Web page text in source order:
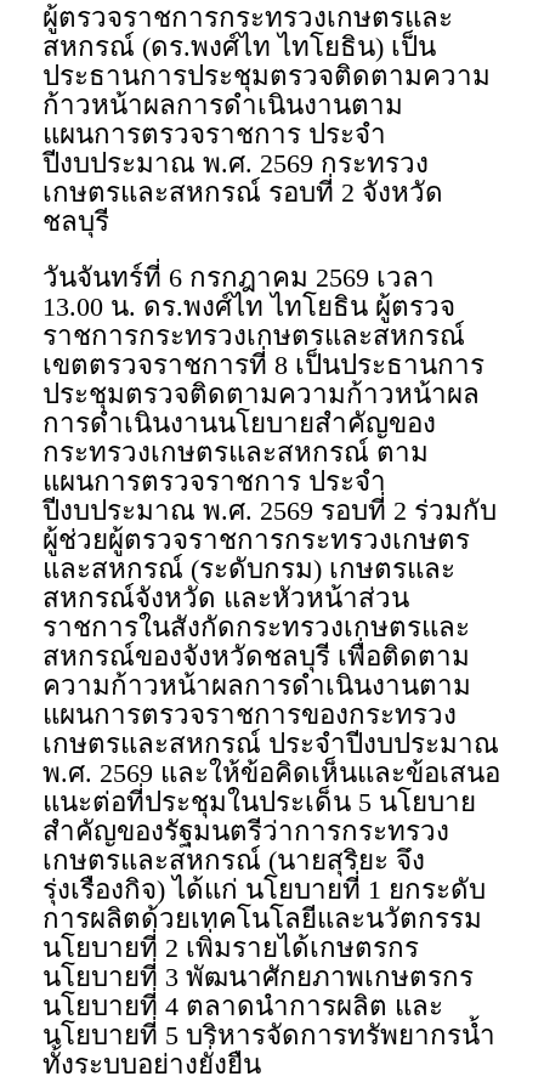
ผู้ตรวจราชการกระทรวงเกษตรและ
สหกรณ์ (ดร.พงศ์ไท ไทโยธิน) เป็น
ประธานการประชุมตรวจติดตามความ
ก้าวหน้าผลการดำเนินงานตาม
แผนการตรวจราชการ ประจำ
ปีงบประมาณ พ.ศ. 2569 กระทรวง
เกษตรและสหกรณ์​ รอบที่ 2 จังหวัด
ชลบุรี
วันจันทร์ที่ 6 กรกฎาคม 2569 เวลา
13.00 น. ดร.พงศ์ไท ไทโยธิน ผู้ตรวจ
ราชการกระทรวงเกษตรและสหกรณ์
เขตตรวจราชการที่ 8 เป็นประธานการ
ประชุมตรวจติดตามความก้าวหน้าผล
การดำเนินงานนโยบายสำคัญของ
กระทรวงเกษตรและสหกรณ์ ตาม
แผนการตรวจราชการ ประจำ
ปีงบประมาณ พ.ศ. 2569 รอบที่ 2 ร่วมกับ
ผู้ช่วยผู้ตรวจราชการกระทรวงเกษตร
และสหกรณ์ (ระดับกรม) เกษตรและ
สหกรณ์จังหวัด และหัวหน้าส่วน
ราชการในสังกัดกระทรวงเกษตรและ
สหกรณ์ของจังหวัดชลบุรี เพื่อติดตาม
ความก้าวหน้าผลการดำเนินงานตาม
แผนการตรวจราชการของกระทรวง
เกษตรและสหกรณ์ ประจำปีงบประมาณ
พ.ศ. 2569 และให้ข้อคิดเห็นและข้อเสนอ
แนะต่อที่ประชุมในประเด็น 5 นโยบาย
สำคัญของรัฐมนตรีว่าการกระทรวง
เกษตรและสหกรณ์​ (นายสุริยะ​ จึง
รุ่งเรืองกิจ)​ ได้แก่ นโยบายที่ 1 ยกระดับ
การผลิตด้วยเทคโนโลยีและนวัตกรรม
นโยบายที่ 2 เพิ่มรายได้เกษตรกร
นโยบายที่ 3 พัฒนาศักยภาพเกษตรกร
นโยบายที่ 4 ตลาดนำการผลิต และ
นโยบายที่ 5 บริหารจัดการทรัพยากรน้ำ
ทั้งระบบอย่างยั่งยืน